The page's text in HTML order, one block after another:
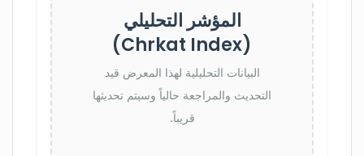
المؤشر التحليلي
(Chrkat Index)
البيانات التحليلية لهذا المعرض قيد
التحديث والمراجعة حالياً وسيتم تحديثها
قريباً.